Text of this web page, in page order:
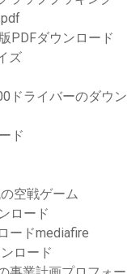
PDFダウンロード
ズ
ドライバーのダウン
ド
空戦ゲーム
ロード
ードmediafire
ロード